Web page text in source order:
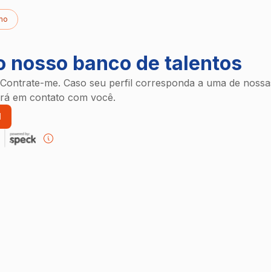
nosso banco de talentos
me. Caso seu perfil corresponda a uma de
em contato com você.